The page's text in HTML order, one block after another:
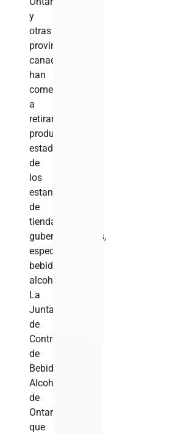
y
otras
provincias
canadienses
han
comenzado
a
retirar
productos
estadounidenses
de
los
estantes
de
tiendas
gubernamentales,
especialmente
bebidas
alcohólicas.
La
Junta
de
Control
de
Bebidas
Alcohólicas
de
Ontario,
que